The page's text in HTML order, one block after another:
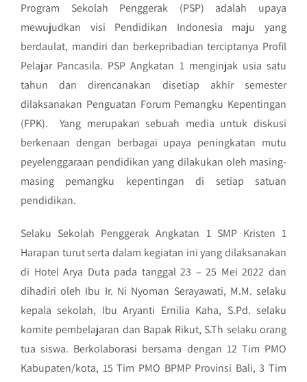
Program Sekolah Penggerak (PSP) adalah upaya
mewujudkan visi Pendidikan Indonesia maju yang
berdaulat, mandiri dan berkepribadian terciptanya Profil
Pelajar Pancasila. PSP Angkatan 1 menginjak usia satu
tahun dan direncanakan disetiap akhir semester
dilaksanakan Penguatan Forum Pemangku Kepentingan
(FPK). Yang merupakan sebuah media untuk diskusi
berkenaan dengan berbagai upaya peningkatan mutu
peyelenggaraan pendidikan yang dilakukan oleh masing-
masing pemangku kepentingan di setiap satuan
pendidikan.
Selaku Sekolah Penggerak Angkatan 1 SMP Kristen 1
Harapan turut serta dalam kegiatan ini yang dilaksanakan
di Hotel Arya Duta pada tanggal 23 – 25 Mei 2022 dan
dihadiri oleh Ibu Ir. Ni Nyoman Serayawati, M.M. selaku
kepala sekolah, Ibu Aryanti Ernilia Kaha, S.Pd. selaku
komite pembelajaran dan Bapak Rikut, S.Th selaku orang
tua siswa. Berkolaborasi bersama dengan 12 Tim PMO
Kabupaten/kota, 15 Tim PMO BPMP Provinsi Bali, 3 Tim